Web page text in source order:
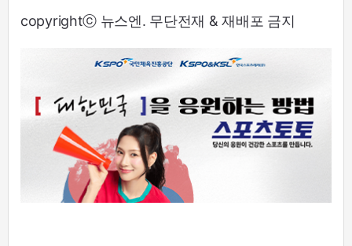
copyrightⓒ 뉴스엔. 무단전재 & 재배포 금지